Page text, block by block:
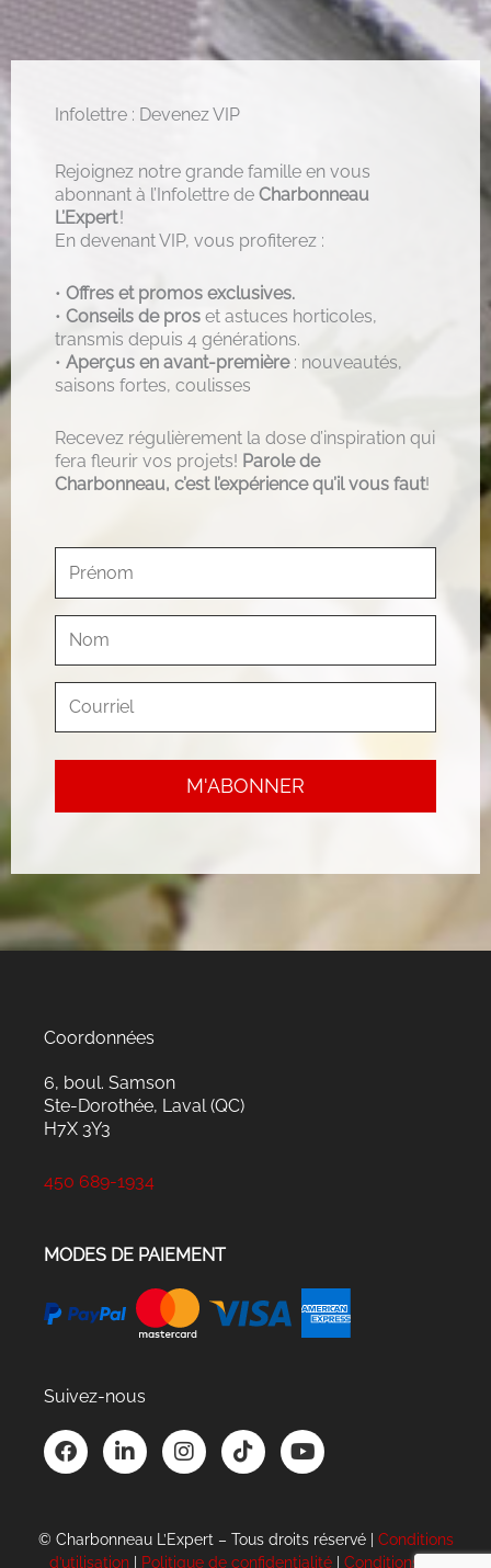
Infolettre : Devenez VIP
Rejoignez notre grande famille en vous
abonnant à l’Infolettre de Charbonneau
L’Expert!
En devenant VIP, vous profiterez :
• Offres et promos exclusives.
• Conseils de pros et astuces horticoles,
transmis depuis 4 générations.
• Aperçus en avant-première: nouveautés,
saisons fortes, coulisses
Recevez régulièrement la dose d’inspiration qui
fera fleurir vos projets! Parole de
Charbonneau, c’est l’expérience qu’il vous faut!
Coordonnées
6, boul. Samson
Ste-Dorothée, Laval (QC)
H7X 3Y3
450 689-1934
MODES DE PAIEMENT
Suivez-nous
F
a
b
o
L
i
d
I
n
g
T
i
k
Y
o
b
© Charbonneau L’Expert – Tous droits réservé | Conditions
d’utilisation| Politique de confidentialité| Conditions de